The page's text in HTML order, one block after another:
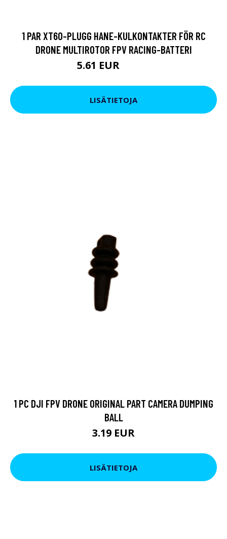
1 PAR XT60-PLUGG HANE-KULKONTAKTER FÖR RC
DRONE MULTIROTOR FPV RACING-BATTERI
5.61 EUR
LISÄTIETOJA
1 PC DJI FPV DRONE ORIGINAL PART CAMERA DUMPING
BALL
3.19 EUR
LISÄTIETOJA